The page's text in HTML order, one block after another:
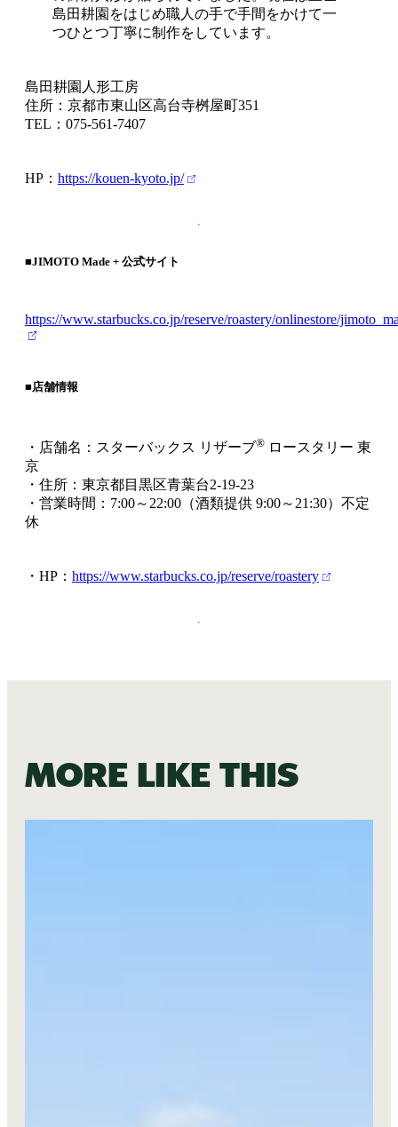
島田耕園をはじめ職人の手で手間をかけて一
つひとつ丁寧に制作をしています。
島田耕園人形工房
住所：京都市東山区高台寺桝屋町351
TEL：075-561-7407
HP： https://kouen-kyoto.jp/
■JIMOTO Made + 公式サイト
https://www.starbucks.co.jp/reserve/roastery/onlinestore/
■店舗情報
・店舗名：スターバックス リザーブ® ロースタリー 東
京
・住所：東京都目黒区青葉台2‐19‐23
・営業時間：7:00～22:00（酒類提供 9:00～21:30）不定
休
・HP： https://www.starbucks.co.jp/reserve/roastery
More like this